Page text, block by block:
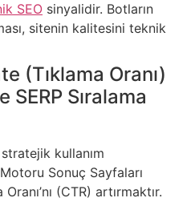
SEO sinyalidir. Botların
sitenin kalitesini teknik
(Tıklama Oranı)
Sıralama
stratejik kullanım
Sonuç Sayfaları
(CTR) artırmaktır.